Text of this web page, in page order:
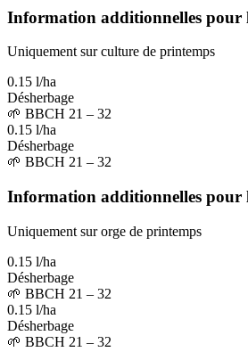
Information additionnelles pour
Uniquement sur culture de printemps
0.15 l/ha
Désherbage
🌱 BBCH 21 – 32
0.15 l/ha
Désherbage
🌱 BBCH 21 – 32
Information additionnelles pour
Uniquement sur orge de printemps
0.15 l/ha
Désherbage
🌱 BBCH 21 – 32
0.15 l/ha
Désherbage
🌱 BBCH 21 – 32